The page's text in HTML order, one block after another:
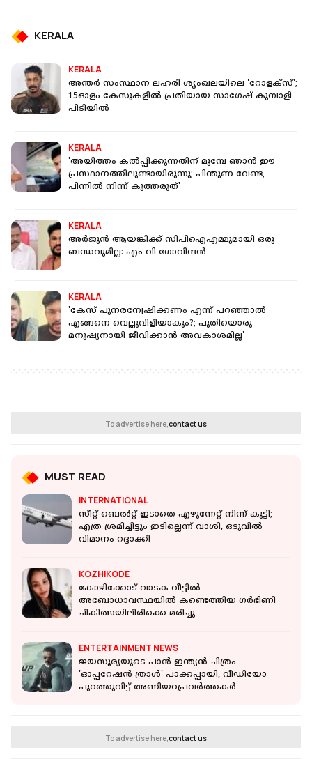
KERALA
KERALA
അന്തര്‍ സംസ്ഥാന ലഹരി ശൃംഖലയിലെ 'റോളക്‌സ്';
15ഓളം കേസുകളില്‍ പ്രതിയായ സാഗേഷ് കുമ്പാളി
പിടിയില്‍
KERALA
'അയിത്തം കൽപ്പിക്കുന്നതിന് മുമ്പേ ഞാൻ ഈ
പ്രസ്ഥാനത്തിലുണ്ടായിരുന്നു; പിന്തുണ വേണ്ട,
പിന്നിൽ നിന്ന് കുത്തരുത്'
KERALA
അര്‍ജുന്‍ ആയങ്കിക്ക് സിപിഐഎമ്മുമായി ഒരു
ബന്ധവുമില്ല: എം വി ഗോവിന്ദന്‍
KERALA
'കേസ് പുനരന്വേഷിക്കണം എന്ന് പറഞ്ഞാൽ
എങ്ങനെ വെല്ലുവിളിയാകും?; പുതിയൊരു
മനുഷ്യനായി ജീവിക്കാൻ അവകാശമില്ല'
To advertise here,contact us
MUST READ
INTERNATIONAL
സീറ്റ് ബെൽറ്റ് ഇടാതെ എഴുന്നേറ്റ് നിന്ന് കുട്ടി;
എത്ര ശ്രമിച്ചിട്ടും ഇടില്ലെന്ന് വാശി, ഒടുവിൽ
വിമാനം റദ്ദാക്കി
KOZHIKODE
കോഴിക്കോട് വാടക വീട്ടില്‍
അബോധാവസ്ഥയില്‍ കണ്ടെത്തിയ ഗര്‍ഭിണി
ചികിത്സയിലിരിക്കെ മരിച്ചു
ENTERTAINMENT NEWS
ജയസൂര്യയുടെ പാൻ ഇന്ത്യൻ ചിത്രം
'ഓപ്പറേഷൻ ത്രാൾ' പാക്കപ്പായി, വീഡിയോ
പുറത്തുവിട്ട് അണിയറപ്രവർത്തകർ
To advertise here,contact us